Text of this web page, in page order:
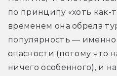
по принципу «хоть как-
временем она обрела
популярность — именно
опасности (потому что
ничего особенного), и